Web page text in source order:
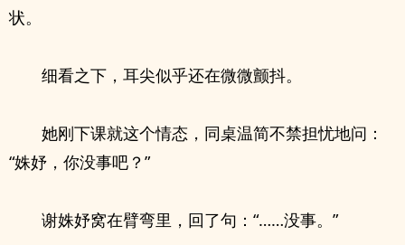
状。
细看之下，耳尖似乎还在微微颤抖。
她刚下课就这个情态，同桌温简不禁担忧地问：
“姝妤，你没事吧？”
谢姝妤窝在臂弯里，回了句：“……没事。”